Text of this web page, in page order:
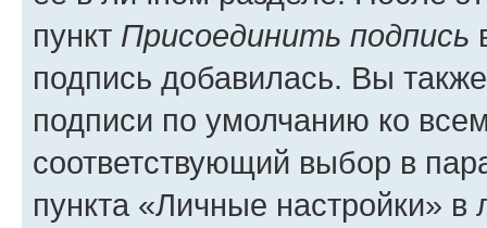
пункт Присоединить подпись
подпись добавилась. Вы
подписи по умолчанию ко
соответствующий выбор в
пункта «Личные настройки»